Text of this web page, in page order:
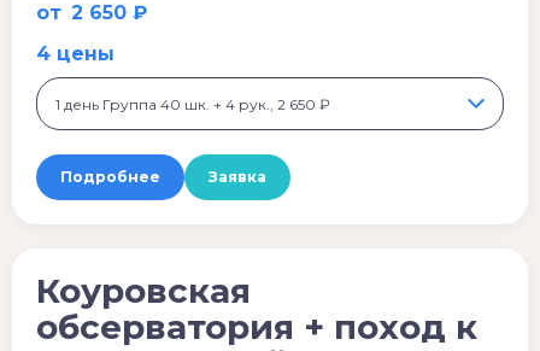
от 2 650 ₽
4 цены
1 день Группа 40 шк. + 4 рук., 2 650 ₽
Подробнее Заявка
Коуровская
обсерватория + поход к